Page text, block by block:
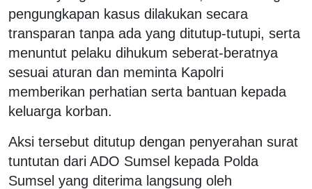
pengungkapan kasus dilakukan secara
transparan tanpa ada yang ditutup-tutupi, serta
menuntut pelaku dihukum seberat-beratnya
sesuai aturan dan meminta Kapolri
memberikan perhatian serta bantuan kepada
keluarga korban.
Aksi tersebut ditutup dengan penyerahan surat
tuntutan dari ADO Sumsel kepada Polda
Sumsel yang diterima langsung oleh